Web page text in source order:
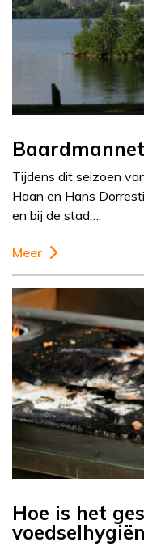
Tijdens dit seizoen
Haan en Hans
en bij de stad….
Meer
Hoe is het